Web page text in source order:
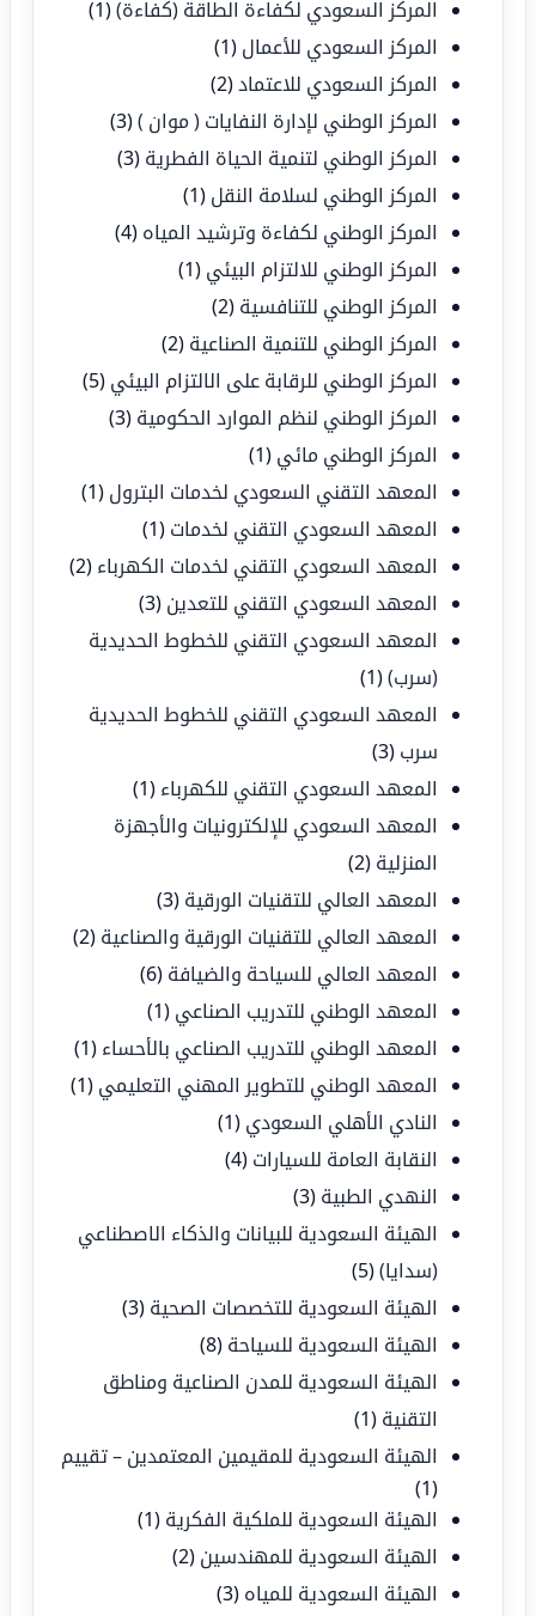
المركز السعودي لكفاءة الطاقة (كفاءة)(1)
المركز السعودي للأعمال (1)
المركز السعودي للاعتماد(2)
المركز الوطني لإدارة النفايات ( موان )(3)
المركز الوطني لتنمية الحياة الفطرية (3)
المركز الوطني لسلامة النقل (1)
المركز الوطني لكفاءة وترشيد المياه (4)
المركز الوطني للالتزام البيئي (1)
المركز الوطني للتنافسية (2)
المركز الوطني للتنمية الصناعية (2)
المركز الوطني للرقابة على الالتزام البيئي (5)
المركز الوطني لنظم الموارد الحكومية (3)
المركز الوطني مائي (1)
المعهد التقني السعودي لخدمات البترول (1)
المعهد السعودي التقني لخدمات (1)
المعهد السعودي التقني لخدمات الكهرباء (2)
المعهد السعودي التقني للتعدين (3)
المعهد السعودي التقني للخطوط الحديدية
(سرب)(1)
المعهد السعودي التقني للخطوط الحديدية
سرب (3)
المعهد السعودي التقني للكهرباء (1)
المعهد السعودي للإلكترونيات والأجهزة
المنزلية (2)
المعهد العالي للتقنيات الورقية (3)
المعهد العالي للتقنيات الورقية والصناعية (2)
المعهد العالي للسياحة والضيافة (6)
المعهد الوطني للتدريب الصناعي (1)
المعهد الوطني للتدريب الصناعي بالأحساء (1)
المعهد الوطني للتطوير المهني التعليمي (1)
النادي الأهلي السعودي (1)
النقابة العامة للسيارات (4)
النهدي الطبية (3)
الهيئة السعودية للبيانات والذكاء الاصطناعي
(سدايا)(5)
الهيئة السعودية للتخصصات الصحية (3)
الهيئة السعودية للسياحة (8)
الهيئة السعودية للمدن الصناعية ومناطق
التقنية (1)
الهيئة السعودية للمقيمين المعتمدين – تقييم
(1)
الهيئة السعودية للملكية الفكرية (1)
الهيئة السعودية للمهندسين (2)
الهيئة السعودية للمياه (3)